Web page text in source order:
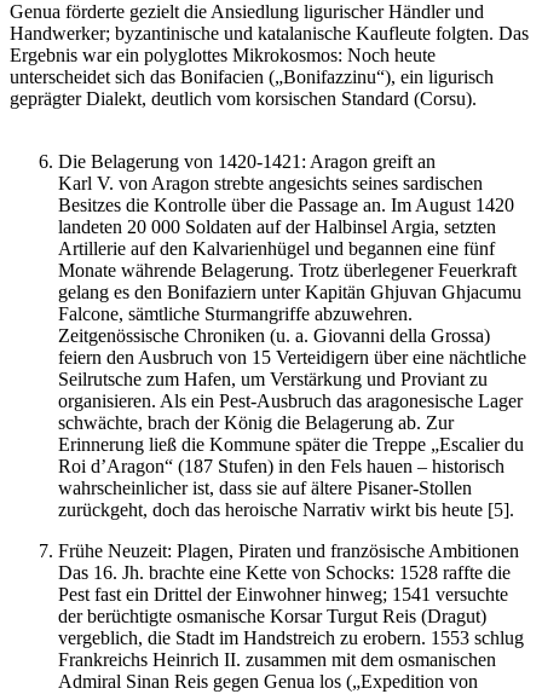
Genua förderte gezielt die Ansiedlung ligurischer Händler und
Handwerker; byzantinische und katalanische Kaufleute folgten. Das
Ergebnis war ein polyglottes Mikrokosmos: Noch heute
unterscheidet sich das Bonifacien („Bonifazzinu“), ein ligurisch
geprägter Dialekt, deutlich vom korsischen Standard (Corsu).
Die Belagerung von 1420-1421: Aragon greift an
Karl V. von Aragon strebte angesichts seines sardischen
Besitzes die Kontrolle über die Passage an. Im August 1420
landeten 20 000 Soldaten auf der Halbinsel Argia, setzten
Artillerie auf den Kalvarienhügel und begannen eine fünf
Monate währende Belagerung. Trotz überlegener Feuerkraft
gelang es den Bonifaziern unter Kapitän Ghjuvan Ghjacumu
Falcone, sämtliche Sturmangriffe abzuwehren.
Zeitgenössische Chroniken (u. a. Giovanni della Grossa)
feiern den Ausbruch von 15 Verteidigern über eine nächtliche
Seilrutsche zum Hafen, um Verstärkung und Proviant zu
organisieren. Als ein Pest-Ausbruch das aragonesische Lager
schwächte, brach der König die Belagerung ab. Zur
Erinnerung ließ die Kommune später die Treppe „Escalier du
Roi d’Aragon“ (187 Stufen) in den Fels hauen – historisch
wahrscheinlicher ist, dass sie auf ältere Pisaner-Stollen
zurückgeht, doch das heroische Narrativ wirkt bis heute [5].
Frühe Neuzeit: Plagen, Piraten und französische Ambitionen
Das 16. Jh. brachte eine Kette von Schocks: 1528 raffte die
Pest fast ein Drittel der Einwohner hinweg; 1541 versuchte
der berüchtigte osmanische Korsar Turgut Reis (Dragut)
vergeblich, die Stadt im Handstreich zu erobern. 1553 schlug
Frankreichs Heinrich II. zusammen mit dem osmanischen
Admiral Sinan Reis gegen Genua los („Expedition von